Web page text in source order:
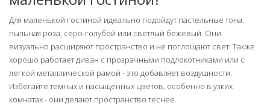
Для маленькой гостиной идеально подойдут пастельные тона:
пыльная роза, серо-голубой или светлый бежевый. Они
визуально расширяют пространство и не поглощают свет. Также
хорошо работает диван с прозрачными подлокотниками или с
легкой металлической рамой - это добавляет воздушности.
Избегайте темных и насыщенных цветов, особенно в узких
комнатах - они делают пространство теснее.